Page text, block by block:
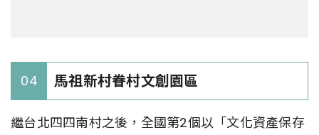
04 馬祖新村眷村文創園區
繼台北四四南村之後，全國第2個以「文化資產保存